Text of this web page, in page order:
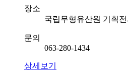
장소
국립무형유산원 기획
문의
063-280-1434
상세보기